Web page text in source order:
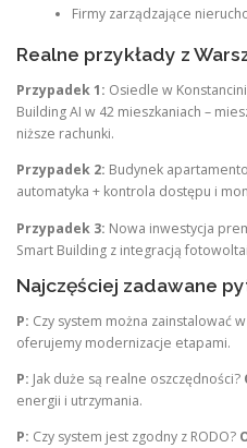
Firmy zarządzające
Realne przykłady z
Przypadek 1: Osiedle w
Building AI w 42 mieszkaniach –
niższe rachunki.
Przypadek 2: Budynek
automatyka + kontrola dostępu i
Przypadek 3: Nowa inwestycja
Smart Building z integracją
Najczęściej zadawane
P: Czy system można zainstalować
oferujemy modernizacje etapami.
P: Jak duże są realne oszczędności?
energii i utrzymania.
P: Czy system jest zgodny z RODO?